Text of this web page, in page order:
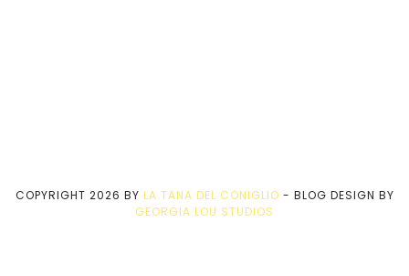
COPYRIGHT 2026 BY LA TANA DEL CONIGLIO - BLOG DESIGN BY
GEORGIA LOU STUDIOS